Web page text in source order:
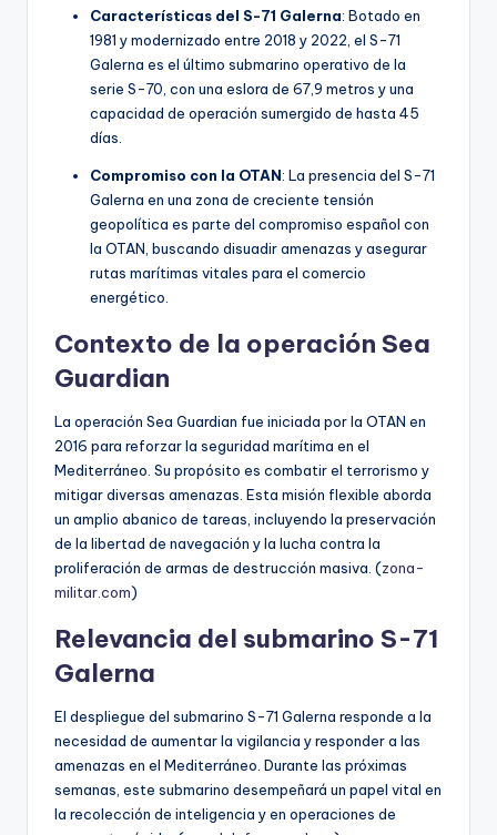
Características del S-71 Galerna: Botado en
1981 y modernizado entre 2018 y 2022, el S-71
Galerna es el último submarino operativo de la
serie S-70, con una eslora de 67,9 metros y una
capacidad de operación sumergido de hasta 45
días.
Compromiso con la OTAN: La presencia del S-71
Galerna en una zona de creciente tensión
geopolítica es parte del compromiso español con
la OTAN, buscando disuadir amenazas y asegurar
rutas marítimas vitales para el comercio
energético.
Contexto de la operación Sea
Guardian
La operación Sea Guardian fue iniciada por la OTAN en
2016 para reforzar la seguridad marítima en el
Mediterráneo. Su propósito es combatir el terrorismo y
mitigar diversas amenazas. Esta misión flexible aborda
un amplio abanico de tareas, incluyendo la preservación
de la libertad de navegación y la lucha contra la
proliferación de armas de destrucción masiva. (zona-
militar.com)
Relevancia del submarino S-71
Galerna
El despliegue del submarino S-71 Galerna responde a la
necesidad de aumentar la vigilancia y responder a las
amenazas en el Mediterráneo. Durante las próximas
semanas, este submarino desempeñará un papel vital en
la recolección de inteligencia y en operaciones de